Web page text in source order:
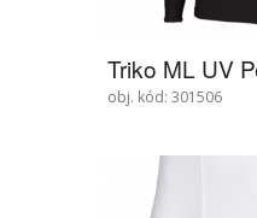
Triko ML UV
obj. kód: 301506